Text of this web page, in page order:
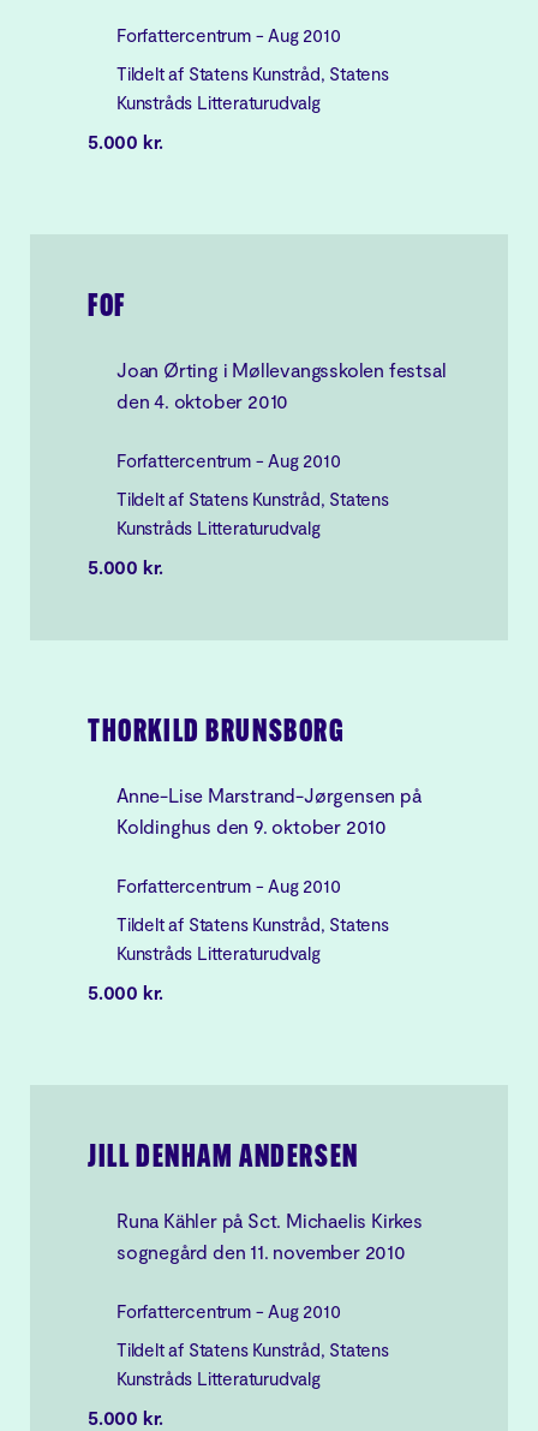
Forfattercentrum - Aug 2010
Tildelt af Statens Kunstråd, Statens
Kunstråds Litteraturudvalg
5.000 kr.
FOF
Joan Ørting i Møllevangsskolen festsal
den 4. oktober 2010
Forfattercentrum - Aug 2010
Tildelt af Statens Kunstråd, Statens
Kunstråds Litteraturudvalg
5.000 kr.
THORKILD BRUNSBORG
Anne-Lise Marstrand-Jørgensen på
Koldinghus den 9. oktober 2010
Forfattercentrum - Aug 2010
Tildelt af Statens Kunstråd, Statens
Kunstråds Litteraturudvalg
5.000 kr.
JILL DENHAM ANDERSEN
Runa Kähler på Sct. Michaelis Kirkes
sognegård den 11. november 2010
Forfattercentrum - Aug 2010
Tildelt af Statens Kunstråd, Statens
Kunstråds Litteraturudvalg
5.000 kr.